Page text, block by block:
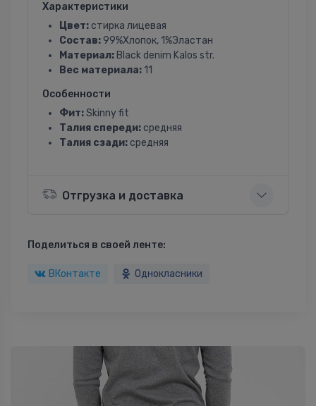
Характеристики
Цвет: стирка лицевая
Состав: 99%Хлопок, 1%Эластан
Материал: Black denim Kalos str.
Вес материала: 11
Особенности
Фит:Skinny fit
Талия спереди: средняя
Талия сзади: средняя
Отгрузка и доставка
Поделиться в своей ленте:
ВКонтакте Однокласники